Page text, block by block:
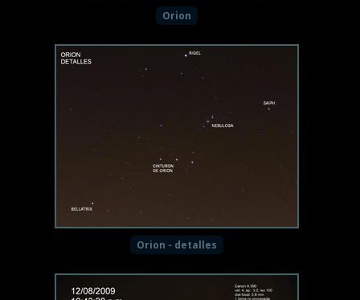
Orion
Orion - detalles